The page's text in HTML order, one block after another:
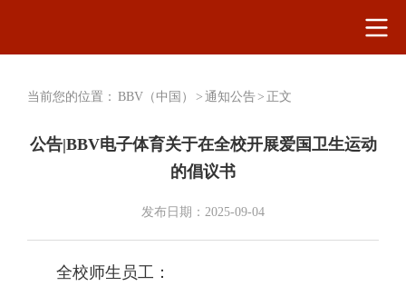
当前您的位置： BBV（中国） > 通知公告> 正文
公告|BBV电子体育关于在全校开展爱国卫生运动
的倡议书
发布日期：2025-09-04
全校师生员工：